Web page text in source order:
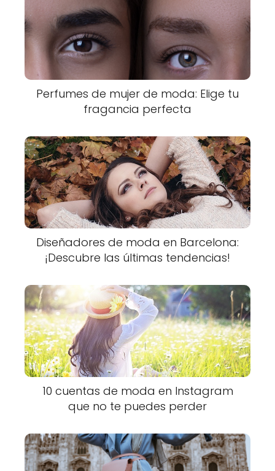
Perfumes de mujer de moda: Elige tu
fragancia perfecta
Diseñadores de moda en Barcelona:
¡Descubre las últimas tendencias!
10 cuentas de moda en Instagram
que no te puedes perder